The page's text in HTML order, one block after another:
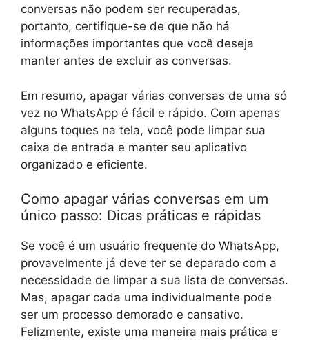
conversas não podem ser recuperadas,
portanto, certifique-se de que não há
informações importantes que você deseja
manter antes de excluir as conversas.
Em resumo, apagar várias conversas de uma só
vez no WhatsApp é fácil e rápido. Com apenas
alguns toques na tela, você pode limpar sua
caixa de entrada e manter seu aplicativo
organizado e eficiente.
Como apagar várias conversas em um
único passo: Dicas práticas e rápidas
Se você é um usuário frequente do WhatsApp,
provavelmente já deve ter se deparado com a
necessidade de limpar a sua lista de conversas.
Mas, apagar cada uma individualmente pode
ser um processo demorado e cansativo.
Felizmente, existe uma maneira mais prática e